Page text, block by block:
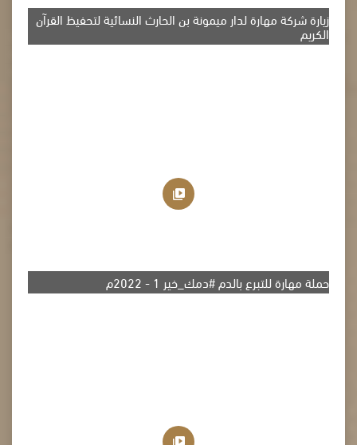
زيارة شركة مهارة لدار ميمونة بن الحارث النسائية لتحفيظ القرآن
الكريم
حملة مهارة للتبرع بالدم #دمك_خير 1 - 2022م